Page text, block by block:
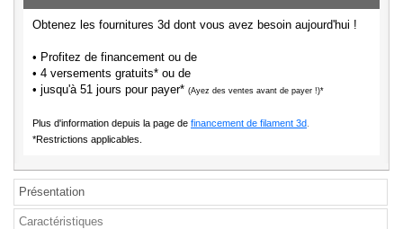
Obtenez les fournitures 3d dont vous avez besoin aujourd'hui !
• Profitez de financement ou de
• 4 versements gratuits* ou de
• jusqu'à 51 jours pour payer* (Ayez des ventes avant de payer !)*
Plus d'information depuis la page de financement de filament 3d
*Restrictions applicables.
Présentation
Caractéristiques